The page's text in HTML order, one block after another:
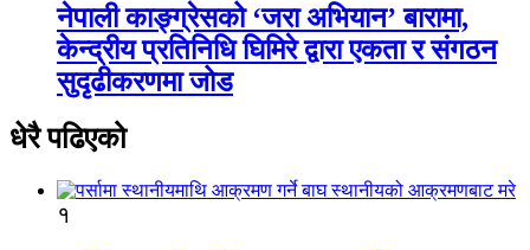
नेपाली काङ्ग्रेसको ‘जरा अभियान’ बारामा,
केन्द्रीय प्रतिनिधि घिमिरे द्वारा एकता र संगठन
सुदृढीकरणमा जोड
धेरै पढिएको
१